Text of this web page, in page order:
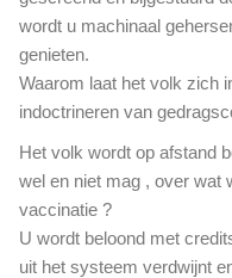
wordt u machinaal
genieten.
Waarom laat het volk zich
indoctrineren van
Het volk wordt op afstand
wel en niet mag , over wat
vaccinatie ?
U wordt beloond met
uit het systeem verdwijnt